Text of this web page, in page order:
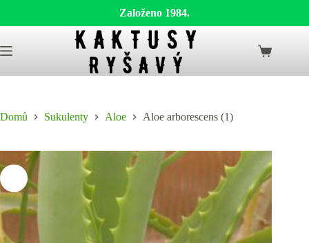
Založeno 1984.
to
content
Shopping
Domů Sukulenty Aloe Aloe arborescens (1)